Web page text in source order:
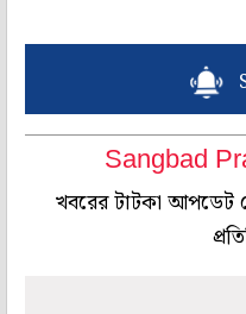
Sangbad
খবরের টাটকা